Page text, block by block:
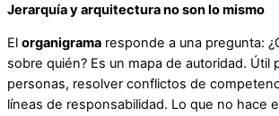
Jerarquía y arquitectura no son lo mismo
El organigrama responde a una pregunta:
sobre quién? Es un mapa de autoridad. Útil
personas, resolver conflictos de
líneas de responsabilidad. Lo que no hace